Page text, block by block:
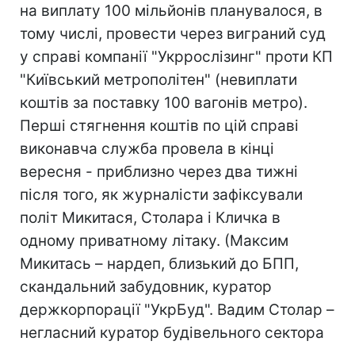
на виплату 100 мільйонів планувалося, в
тому числі, провести через виграний суд
у справі компанії "Укррослізинг" проти КП
"Київський метрополітен" (невиплати
коштів за поставку 100 вагонів метро).
Перші стягнення коштів по цій справі
виконавча служба провела в кінці
вересня - приблизно через два тижні
після того, як журналісти зафіксували
політ Микитася, Столара і Кличка в
одному приватному літаку. (Максим
Микитась – нардеп, близький до БПП,
скандальний забудовник, куратор
держкорпорації "УкрБуд". Вадим Столар –
негласний куратор будівельного сектора